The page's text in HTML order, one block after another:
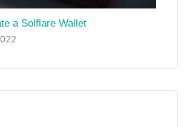
a Solflare Wallet